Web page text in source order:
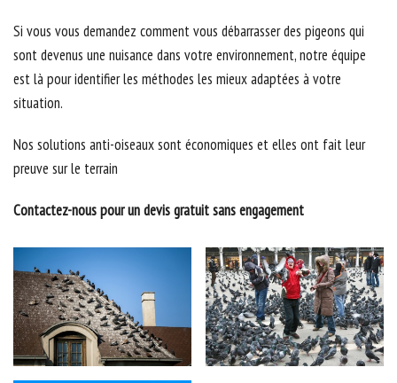
Si vous vous demandez comment vous débarrasser des pigeons qui
sont devenus une nuisance dans votre environnement, notre équipe
est là pour identifier les méthodes les mieux adaptées à votre
situation.
Nos solutions anti-oiseaux sont économiques et elles ont fait leur
preuve sur le terrain
Contactez-nous pour un devis gratuit sans engagement